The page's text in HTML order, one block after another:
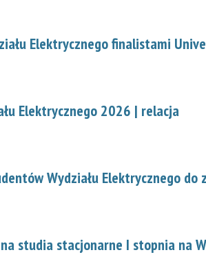
Elektrycznego finalistami
Elektrycznego 2026 | relacja
Wydziału Elektrycznego
studia stacjonarne I stopnia na